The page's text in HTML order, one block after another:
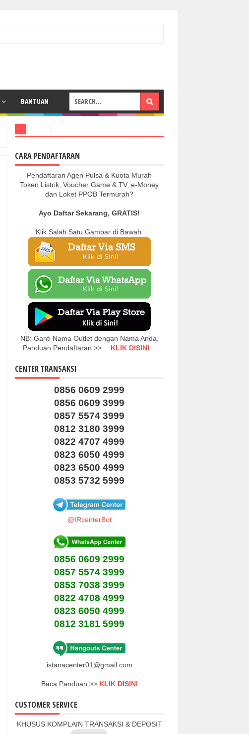
BANTUAN
CARA PENDAFTARAN
Pendaftaran Agen Pulsa & Kuota Murah
Token Listrik, Voucher Game & TV, e-Money
dan Loket PPOB Termurah?
Ayo Daftar Sekarang, GRATIS!
Klik Salah Satu Gambar di Bawah:
NB: Ganti Nama Outlet dengan Nama Anda.
Panduan Pendaftaran >>
KLIK DISINI
CENTER TRANSAKSI
0856 0609 2999
0856 0609 3999
0857 5574 3999
0812 3180 3999
0822 4707 4999
0823 6050 4999
0823 6500 4999
0853 5732 5999
@IRcenterBot
0856 0609 2999
0857 5574 3999
0853 7038 3999
0822 4708 4999
0823 6050 4999
0812 3181 5999
istanacenter01@gmail.com
Baca Panduan >> KLIK DISINI
CUSTOMER SERVICE
KHUSUS KOMPLAIN TRANSAKSI & DEPOSIT